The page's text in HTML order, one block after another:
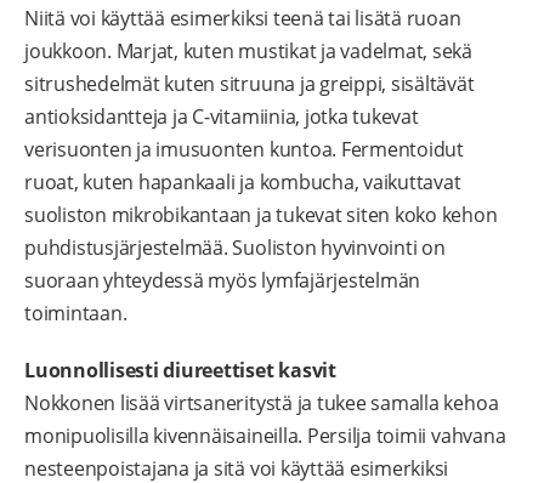
Niitä voi käyttää esimerkiksi teenä tai lisätä ruoan
joukkoon. Marjat, kuten mustikat ja vadelmat, sekä
sitrushedelmät kuten sitruuna ja greippi, sisältävät
antioksidantteja ja C-vitamiinia, jotka tukevat
verisuonten ja imusuonten kuntoa. Fermentoidut
ruoat, kuten hapankaali ja kombucha, vaikuttavat
suoliston mikrobikantaan ja tukevat siten koko kehon
puhdistusjärjestelmää. Suoliston hyvinvointi on
suoraan yhteydessä myös lymfajärjestelmän
toimintaan.
Luonnollisesti diureettiset kasvit
Nokkonen lisää virtsaneritystä ja tukee samalla kehoa
monipuolisilla kivennäisaineilla. Persilja toimii vahvana
nesteenpoistajana ja sitä voi käyttää esimerkiksi